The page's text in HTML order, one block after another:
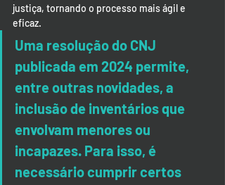
justiça, tornando o processo mais ágil e
eficaz.​
Uma resolução do CNJ
publicada em 2024 permite,
entre outras novidades, a
inclusão de inventários que
envolvam menores ou
incapazes. Para isso, é
necessário cumprir certos